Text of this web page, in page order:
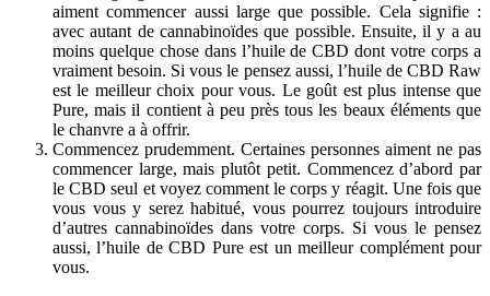
aiment commencer aussi large que possible. Cela signifie :
avec autant de cannabinoïdes que possible. Ensuite, il y a au
moins quelque chose dans l’huile de CBD dont votre corps a
vraiment besoin. Si vous le pensez aussi, l’huile de CBD Raw
est le meilleur choix pour vous. Le goût est plus intense que
Pure, mais il contient à peu près tous les beaux éléments que
le chanvre a à offrir.
Commencez prudemment. Certaines personnes aiment ne pas
commencer large, mais plutôt petit. Commencez d’abord par
le CBD seul et voyez comment le corps y réagit. Une fois que
vous vous y serez habitué, vous pourrez toujours introduire
d’autres cannabinoïdes dans votre corps. Si vous le pensez
aussi, l’huile de CBD Pure est un meilleur complément pour
vous.